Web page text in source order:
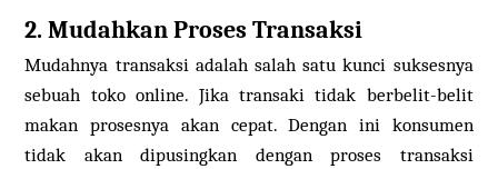
2. Mudahkan Proses Transaksi
Mudahnya transaksi adalah salah satu kunci suksesnya
sebuah toko online. Jika transaki tidak berbelit-belit
makan prosesnya akan cepat. Dengan ini konsumen
tidak akan dipusingkan dengan proses transaksi